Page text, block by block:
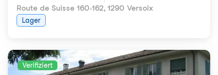
Route de Suisse 160-162, 1290 Versoix
Lager
Verifiziert